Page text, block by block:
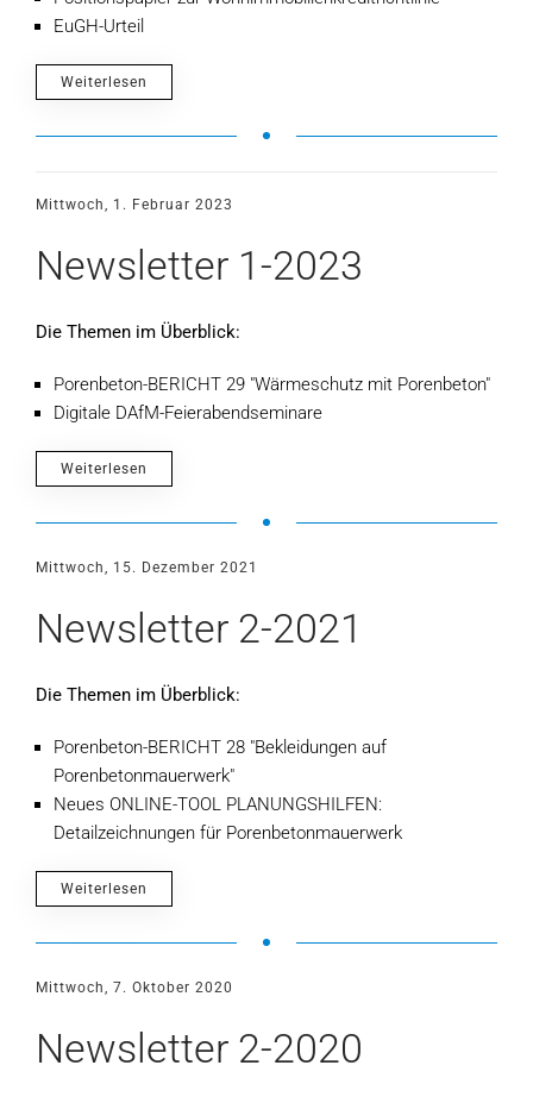
EuGH-Urteil
Weiterlesen
Mittwoch, 1. Februar 2023
Newsletter 1-2023
Die Themen im Überblick:
Porenbeton-BERICHT 29 "Wärmeschutz mit Porenbeton"
Digitale DAfM-Feierabendseminare
Weiterlesen
Mittwoch, 15. Dezember 2021
Newsletter 2-2021
Die Themen im Überblick:
Porenbeton-BERICHT 28 "Bekleidungen auf
Porenbetonmauerwerk"
Neues ONLINE-TOOL PLANUNGSHILFEN:
Detailzeichnungen für Porenbetonmauerwerk
Weiterlesen
Mittwoch, 7. Oktober 2020
Newsletter 2-2020